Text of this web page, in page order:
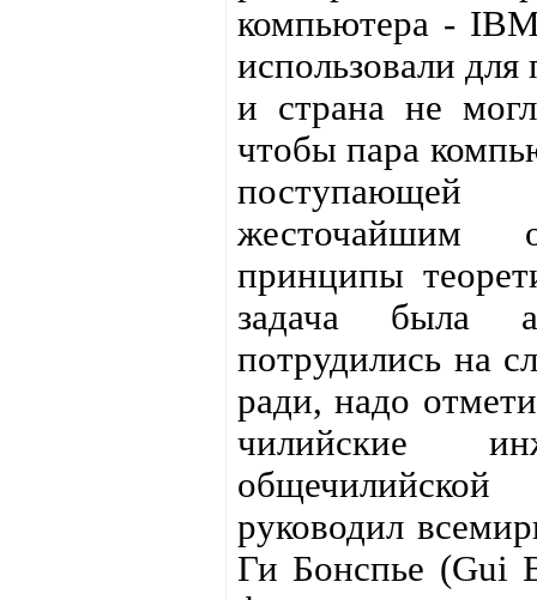
компьютера -
использовали
и страна не
чтобы пара
поступающей
жесточайшим
принципы
задача была
потрудились на
ради, надо
чилийские
руководил
Ги Бонспье (Gui